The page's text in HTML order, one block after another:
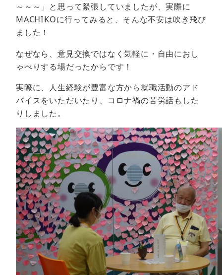
～～～」と思って緊張していましたが、実際に
MACHIKOに行ってみると、そんな不安は吹き飛び
ました！
なぜなら、意見交換ではなく気軽に・自由におし
ゃべりする場だったからです！
実際に、人生経験が豊富な方から就職活動のアド
バイスをいただいたり、コロナ禍の苦労話もした
りしました。